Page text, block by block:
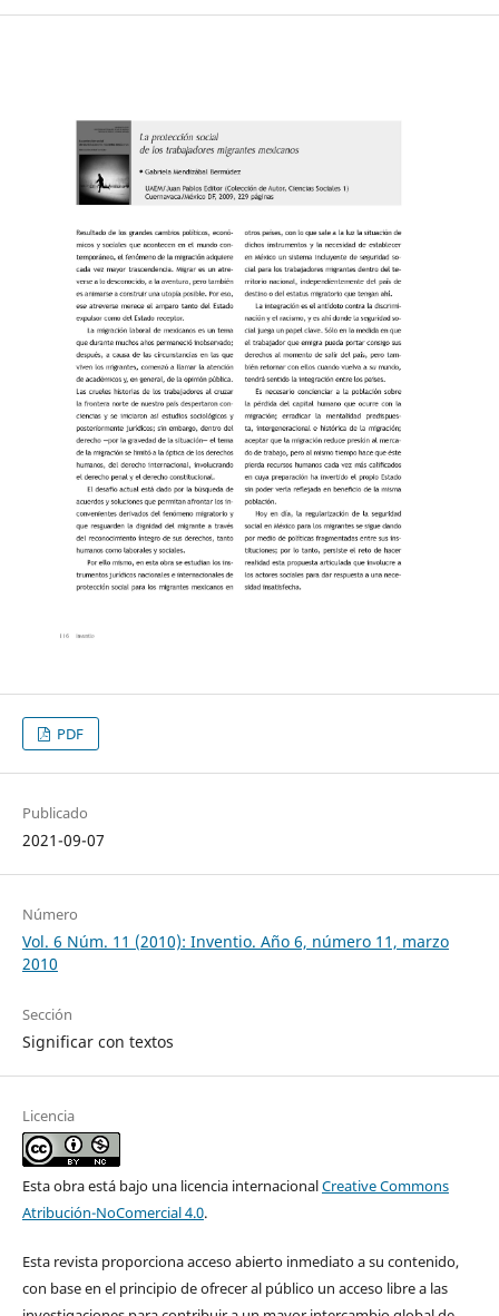
PDF
Publicado
2021-09-07
Número
Vol. 6 Núm. 11 (2010): Inventio. Año 6, número 11, marzo
2010
Sección
Significar con textos
Licencia
Esta obra está bajo una licencia internacionalCreative Commons
Atribución-NoComercial 4.0.
Esta revista proporciona acceso abierto inmediato a su contenido,
con base en el principio de ofrecer al público un acceso libre a las